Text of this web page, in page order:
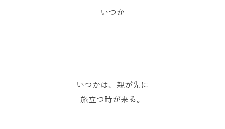
いつか
いつかは、親が先に
旅立つ時が来る。